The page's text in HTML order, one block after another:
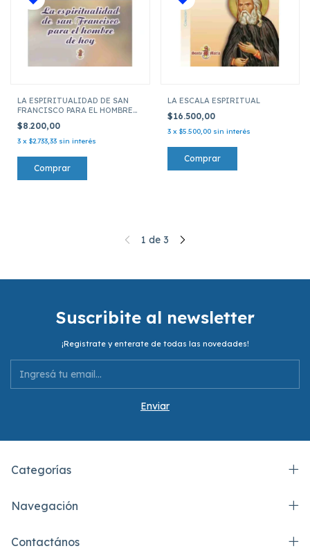
LA ESPIRITUALIDAD DE SAN
FRANCISCO PARA EL HOMBRE
$8.200,00
3 x $2.733,33 sin interés
LA ESCALA ESPIRITUAL
$16.500,00
3 x $5.500,00 sin interés
1 de 3
Suscribite al newsletter
¡Registrate y enterate de todas las novedades!
Categorías
Navegación
Contactános